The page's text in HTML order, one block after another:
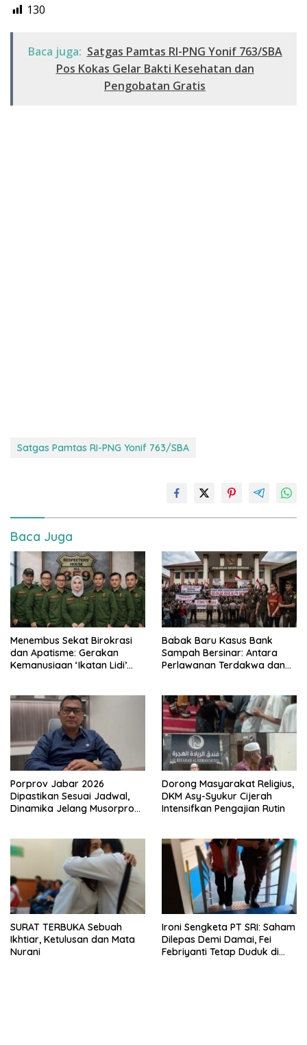
130
Baca juga: Satgas Pamtas RI-PNG Yonif 763/SBA
Pos Kokas Gelar Bakti Kesehatan dan
Pengobatan Gratis
Satgas Pamtas RI-PNG Yonif 763/SBA
Baca Juga
Menembus Sekat Birokrasi
dan Apatisme: Gerakan
Kemanusiaan ‘Ikatan Lidi’
Warga Rentan Kesehatan
​Babak Baru Kasus Bank
Sampah Bersinar: Antara
Perlawanan Terdakwa dan
Porprov Jabar 2026
Dipastikan Sesuai Jadwal,
Dinamika Jelang Musorprov
Dorong Masyarakat Religius,
DKM Asy-Syukur Cijerah
Intensifkan Pengajian Rutin
SURAT TERBUKA Sebuah
Ikhtiar, Ketulusan dan Mata
Nurani
Ironi Sengketa PT SRI: Saham
Dilepas Demi Damai, Fei
Febriyanti Tetap Duduk di